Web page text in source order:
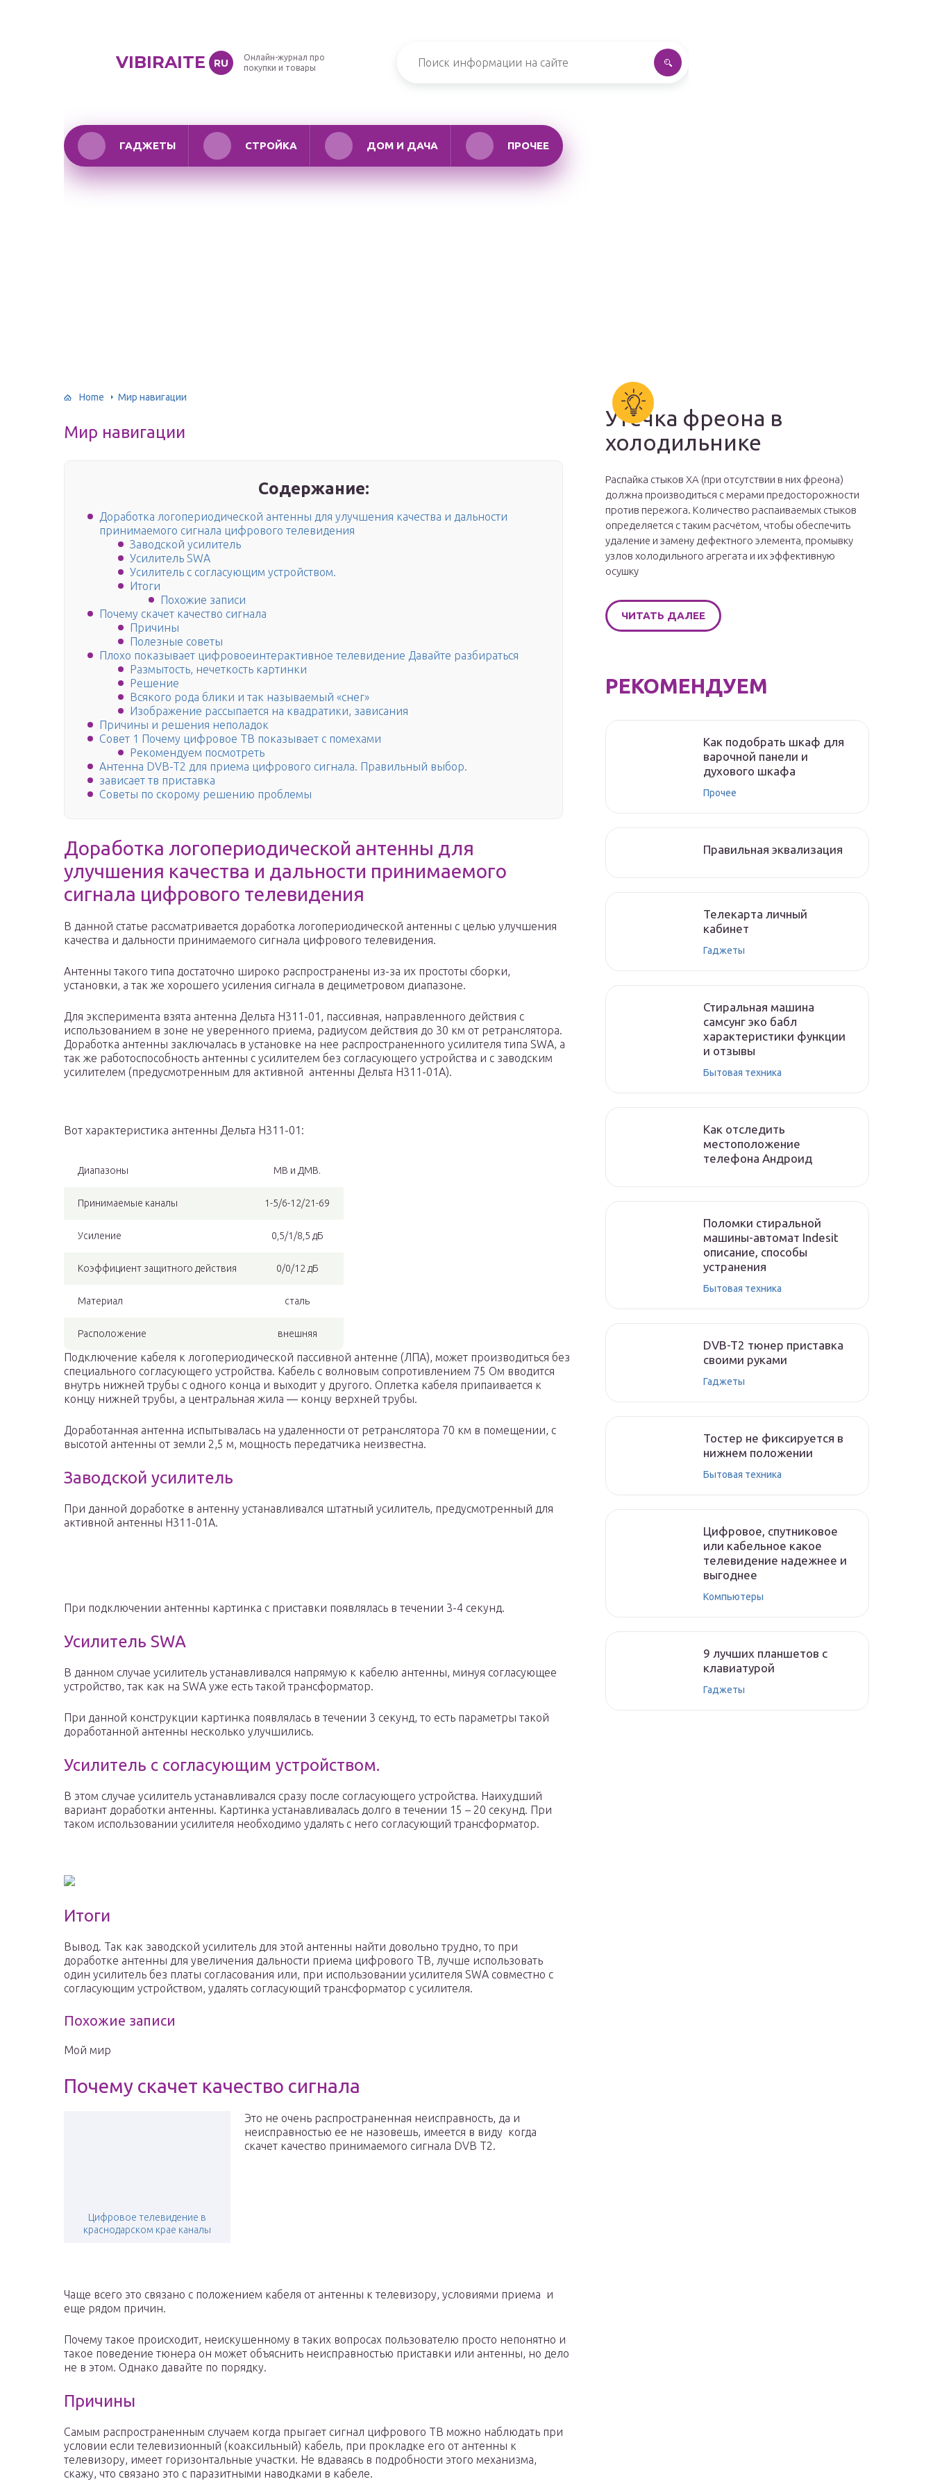
VIBIRAITE RU
Онлайн-журнал про
покупки и товары
ГАДЖЕТЫ СТРОЙКА ДОМ И ДАЧА ПРОЧЕЕ
Home Мир навигации
Мир навигации
Содержание:
Доработка логопериодической антенны для улучшения качества и дальности
принимаемого сигнала цифрового телевидения
Заводской усилитель
Усилитель SWA
Усилитель с согласующим устройством.
Итоги
Похожие записи
Почему скачет качество сигнала
Причины
Полезные советы
Плохо показывает цифровоеинтерактивное телевидение Давайте разбираться
Размытость, нечеткость картинки
Решение
Всякого рода блики и так называемый «снег»
Изображение рассыпается на квадратики, зависания
Причины и решения неполадок
Совет 1 Почему цифровое ТВ показывает с помехами
Рекомендуем посмотреть
Антенна DVB-T2 для приема цифрового сигнала. Правильный выбор.
зависает тв приставка
Советы по скорому решению проблемы
Доработка логопериодической антенны для
улучшения качества и дальности принимаемого
сигнала цифрового телевидения
В данной статье рассматривается доработка логопериодической антенны с целью улучшения
качества и дальности принимаемого сигнала цифрового телевидения.
Антенны такого типа достаточно широко распространены из-за их простоты сборки,
установки, а так же хорошего усиления сигнала в дециметровом диапазоне.
Для эксперимента взята антенна Дельта Н311-01, пассивная, направленного действия с
использованием в зоне не уверенного приема, радиусом действия до 30 км от ретранслятора.
Доработка антенны заключалась в установке на нее распространенного усилителя типа SWA, а
так же работоспособность антенны с усилителем без согласующего устройства и с заводским
усилителем (предусмотренным для активной антенны Дельта Н311-01А).
Вот характеристика антенны Дельта Н311-01:
Диапазоны МВ и ДМВ.
Принимаемые каналы 1-5/6-12/21-69
Усиление 0,5/1/8,5 дБ
Коэффициент защитного действия 0/0/12 дБ
Материал сталь
Расположение внешняя
Подключение кабеля к логопериодической пассивной антенне (ЛПА), может производиться без
специального согласующего устройства. Кабель с волновым сопротивлением 75 Ом вводится
внутрь нижней трубы с одного конца и выходит у другого. Оплетка кабеля припаивается к
концу нижней трубы, а центральная жила — концу верхней трубы.
Доработанная антенна испытывалась на удаленности от ретранслятора 70 км в помещении, с
высотой антенны от земли 2,5 м, мощность передатчика неизвестна.
Заводской усилитель
При данной доработке в антенну устанавливался штатный усилитель, предусмотренный для
активной антенны Н311-01А.
При подключении антенны картинка с приставки появлялась в течении 3-4 секунд.
Усилитель SWA
В данном случае усилитель устанавливался напрямую к кабелю антенны, минуя согласующее
устройство, так как на SWA уже есть такой трансформатор.
При данной конструкции картинка появлялась в течении 3 секунд, то есть параметры такой
доработанной антенны несколько улучшились.
Усилитель с согласующим устройством.
В этом случае усилитель устанавливался сразу после согласующего устройства. Наихудший
вариант доработки антенны. Картинка устанавливалась долго в течении 15 – 20 секунд. При
таком использовании усилителя необходимо удалять с него согласующий трансформатор.
Итоги
Вывод. Так как заводской усилитель для этой антенны найти довольно трудно, то при
доработке антенны для увеличения дальности приема цифрового ТВ, лучше использовать
один усилитель без платы согласования или, при использовании усилителя SWA совместно с
согласующим устройством, удалять согласующий трансформатор с усилителя.
Похожие записи
Мой мир
Почему скачет качество сигнала
Цифровое телевидение в
краснодарском крае каналы
Это не очень распространенная неисправность, да и
неисправностью ее не назовешь, имеется в виду когда
скачет качество принимаемого сигнала DVB T2.
Чаще всего это связано с положением кабеля от антенны к телевизору, условиями приема и
еще рядом причин.
Почему такое происходит, неискушенному в таких вопросах пользователю просто непонятно и
такое поведение тюнера он может объяснить неисправностью приставки или антенны, но дело
не в этом. Однако давайте по порядку.
Причины
Самым распространенным случаем когда прыгает сигнал цифрового ТВ можно наблюдать при
условии если телевизионный (коаксильный) кабель, при прокладке его от антенны к
телевизору, имеет горизонтальные участки. Не вдаваясь в подробности этого механизма,
скажу, что связано это с паразитными наводками в кабеле.
Утечка фреона в
холодильнике
Распайка стыков ХА (при отсутствии в них фреона)
должна производиться с мерами предосторожности
против пережога. Количество распаиваемых стыков
определяется с таким расчётом, чтобы обеспечить
удаление и замену дефектного элемента, промывку
узлов холодильного агрегата и их эффективную
осушку
ЧИТАТЬ ДАЛЕЕ
РЕКОМЕНДУЕМ
Как подобрать шкаф для
варочной панели и
духового шкафа
Прочее
Правильная эквализация
Телекарта личный
кабинет
Гаджеты
Стиральная машина
самсунг эко бабл
характеристики функции
и отзывы
Бытовая техника
Как отследить
местоположение
телефона Андроид
Поломки стиральной
машины-автомат Indesit
описание, способы
устранения
Бытовая техника
DVB-T2 тюнер приставка
своими руками
Гаджеты
Тостер не фиксируется в
нижнем положении
Бытовая техника
Цифровое, спутниковое
или кабельное какое
телевидение надежнее и
выгоднее
Компьютеры
9 лучших планшетов с
клавиатурой
Гаджеты